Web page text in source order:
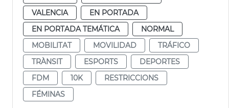
VALENCIA
EN PORTADA
EN PORTADA TEMÁTICA
NORMAL
MOBILITAT
MOVILIDAD
TRÁFICO
TRÀNSIT
ESPORTS
DEPORTES
FDM
10K
RESTRICCIONS
FÉMINAS